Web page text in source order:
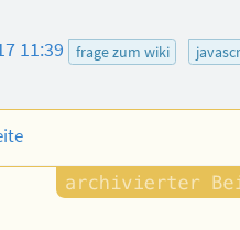
11:39 frage zum wiki